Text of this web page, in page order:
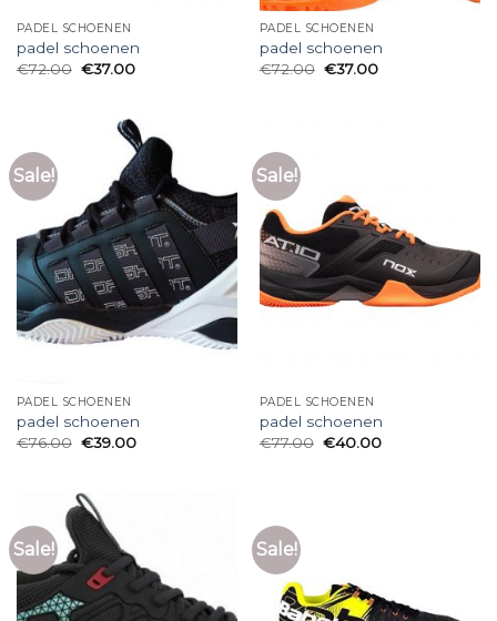
PADEL SCHOENEN
padel schoenen
€72.00 €37.00
PADEL SCHOENEN
padel schoenen
€72.00 €37.00
Sale!
PADEL SCHOENEN
padel schoenen
€76.00 €39.00
Sale!
PADEL SCHOENEN
padel schoenen
€77.00 €40.00
Sale! Sale!